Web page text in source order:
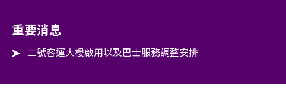
重要消息
二號客運大樓啟用以及巴士服務調整安排